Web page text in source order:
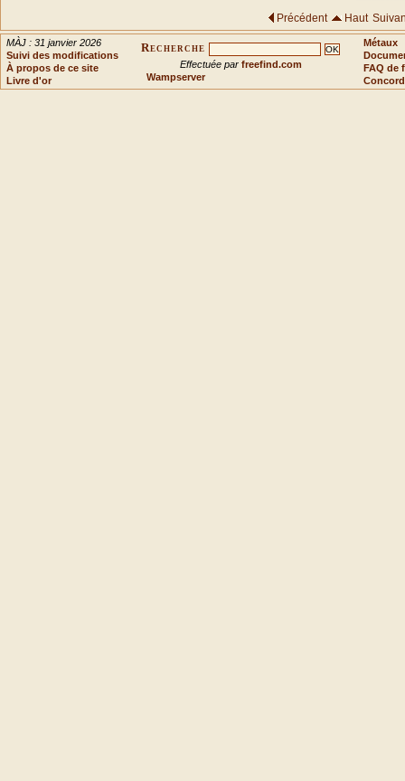
Précédent Haut
MÀJ : 31 janvier 2026
Suivi des modifications
À propos de ce site
Livre d'or
Recherche
Effectuée par freefind.com
Wampserver
Métaux
FAQ de